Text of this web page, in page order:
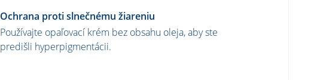
Ochrana proti slnečnému žiareniu
Používajte opaľovací krém bez obsahu oleja, aby ste
predišli hyperpigmentácii.